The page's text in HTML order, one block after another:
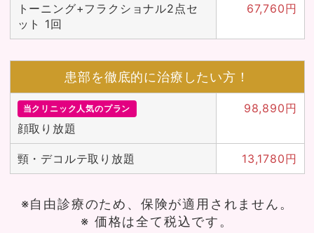
トーニング+フラクショナル2点セ
ット 1回
67,760円
患部を徹底的に治療したい方！
当クリニック人気のプラン
顔取り放題
98,890円
頸・デコルテ取り放題 13,1780円
※自由診療のため、保険が適用されません。
※ 価格は全て税込です。